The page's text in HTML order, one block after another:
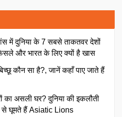
में दुनिया के 7 सबसे ताकतवर देशों
और भारत के लिए क्यों है खास
कौन सा है?, जानें कहाँ पाए जाते हैं
का असली घर? दुनिया की इकलौती
से घूमते हैं Asiatic Lions